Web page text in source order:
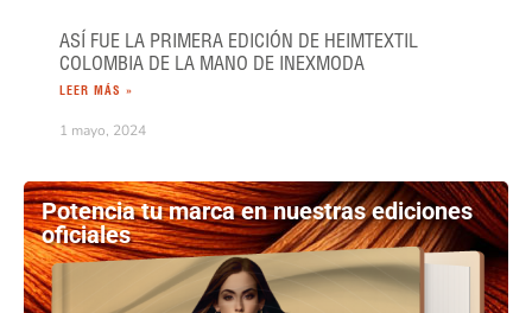
ASÍ FUE LA PRIMERA EDICIÓN DE HEIMTEXTIL
COLOMBIA DE LA MANO DE INEXMODA
LEER MÁS »
1 mayo, 2024
Potencia tu marca en nuestras ediciones
oficiales